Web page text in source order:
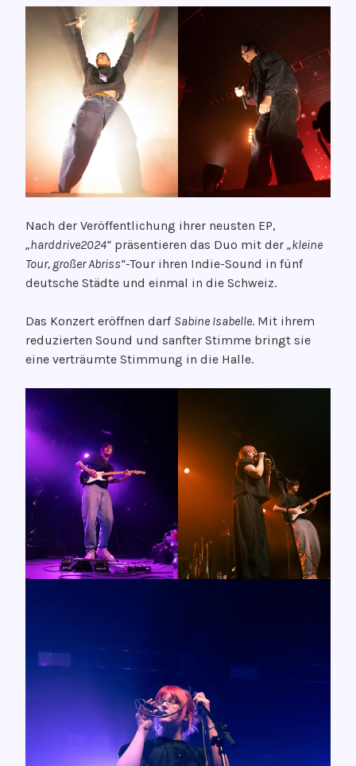
h
a
e
b
r
u
r
2
2
5
r
o
Nach der Veröffentlichung ihrer neusten EP,
„harddrive2024“ präsentieren das Duo mit der „kleine
Tour, großer Abriss“-Tour ihren Indie-Sound in fünf
deutsche Städte und einmal in die Schweiz.
Das Konzert eröffnen darf Sabine Isabelle. Mit ihrem
reduzierten Sound und sanfter Stimme bringt sie
eine verträumte Stimmung in die Halle.